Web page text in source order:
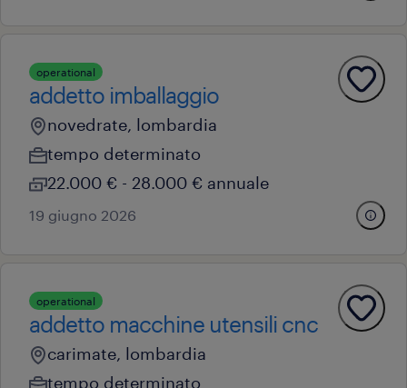
operational
addetto imballaggio
novedrate, lombardia
tempo determinato
22.000 € - 28.000 € annuale
19 giugno 2026
operational
addetto macchine utensili cnc
carimate, lombardia
tempo determinato